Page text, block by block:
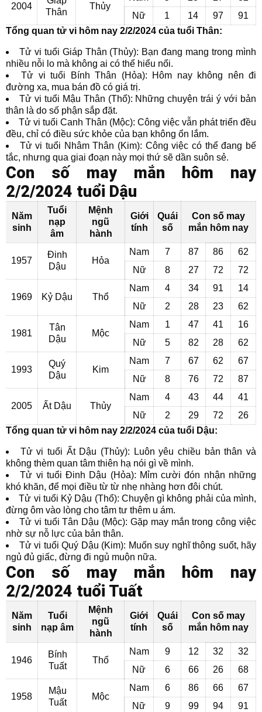
2004
Thân
Thủy
Nữ
1 14 97
91
Tổng quan tử vi hôm nay 2/2/2024 của tuổi Thân:
Tử vi tuổi Giáp Thân (Thủy): Bạn đang mang trong mình
nhiều nỗi lo mà không ai có thể hiểu nổi.
Tử vi tuổi Bính Thân (Hỏa): Hôm nay không nên đi
đường xa, mua bán đồ có giá trị.
Tử vi tuổi Mậu Thân (Thổ): Những chuyện trái ý với bản
thân là do số phận sắp đặt.
Tử vi tuổi Canh Thân (Mộc): Công việc vẫn phát triển đều
đều, chỉ có điều sức khỏe của bạn không ổn lắm.
Tử vi tuổi Nhâm Thân (Kim): Công việc có thể đang bế
tắc, nhưng qua giai đoạn này mọi thứ sẽ dần suôn sẻ.
Con số may mắn hôm nay
2/2/2024 tuổi Dậu
Năm
sinh
Tuổi
nạp
âm
Mệnh
ngũ
hành
Giới
tính
Quái
số
Con số may
mắn hôm nay
1957
Đinh
Dậu
Hỏa
Nam 7 87 86
62
Nữ
8 27 72 72
1969 Kỷ Dậu Thổ
Nam 4 34 91
14
Nữ
2 28 23 62
1981
Tân
Dậu
Mộc
Nam 1 47 41
16
Nữ
5 82 28 62
1993
Quý
Dậu
Kim
Nam 7 67 62
67
Nữ
8 76 72 87
2005 Ất Dậu Thủy
Nam 4 43 44
41
Nữ
2 29 72
26
Tổng quan tử vi hôm nay 2/2/2024 của tuổi Dậu:
Tử vi tuổi Ất Dậu (Thủy): Luôn yêu chiều bản thân và
không thèm quan tâm thiên hạ nói gì về mình.
Tử vi tuổi Đinh Dậu (Hỏa): Mỉm cười đón nhận những
khó khăn, để mọi điều từ từ nhẹ nhàng hơn đôi chút.
Tử vi tuổi Kỷ Dậu (Thổ): Chuyện gì không phải của mình,
đừng ôm vào lòng cho tâm tư thêm u ám.
Tử vi tuổi Tân Dậu (Mộc): Gặp may mắn trong công việc
nhờ sự nỗ lực của bản thân.
Tử vi tuổi Quý Dậu (Kim): Muốn suy nghĩ thông suốt, hãy
ngủ đủ giấc, đừng đi ngủ muộn nữa.
Con số may mắn hôm nay
2/2/2024 tuổi Tuất
Năm
sinh
Tuổi
nạp âm
Mệnh
ngũ
hành
Giới
tính
Quái
số
Con số may
mắn hôm nay
1946
Bính
Tuất
Thổ
Nam 9 12 32
32
Nữ
6 66 26 68
1958
Mậu
Tuất
Mộc
Nam 6 86 66
67
Nữ
9 99 94 91